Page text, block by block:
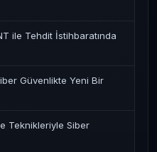
ile Tehdit İstihbaratında
Güvenlikte Yeni Bir
Teknikleriyle Siber